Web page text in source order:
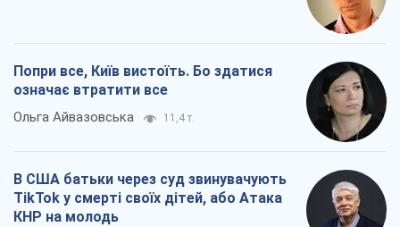
Попри все, Київ вистоїть. Бо здатися
означає втратити все
Ольга Айвазовська 11,4 т.
В США батьки через суд звинувачують
TikTok у смерті своїх дітей, або Атака
КНР на молодь